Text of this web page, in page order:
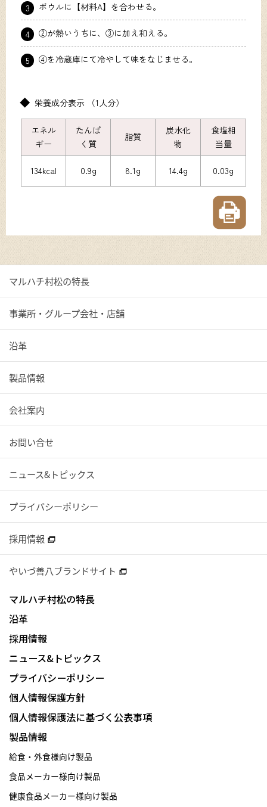
3 ボウルに【材料A】を合わせる。
4 ②が熱いうちに、③に加え和える。
5 ④を冷蔵庫にて冷やして味をなじませる。
栄養成分表示 （1人分）
エネル
ギー
たんぱ
く質
脂質
炭水化
物
食塩相
当量
134kcal 0.9g 8.1g 14.4g 0.03g
マルハチ村松の特長
事業所・グループ会社・店舗
沿革
製品情報
会社案内
お問い合せ
ニュース&トピックス
プライバシーポリシー
採用情報
やいづ善八ブランドサイト
マルハチ村松の特長
沿革
採用情報
ニュース&トピックス
プライバシーポリシー
個人情報保護方針
個人情報保護法に基づく公表事項
製品情報
給食・外食様向け製品
食品メーカー様向け製品
健康食品メーカー様向け製品